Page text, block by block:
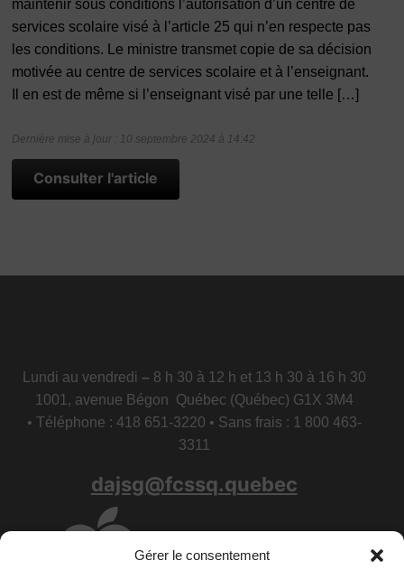
Gérer le consentement
maintenir sous conditions l’autorisation d’un centre de
services scolaire visé à l’article 25 qui n’en respecte pas
les conditions. Le ministre transmet copie de sa décision
motivée au centre de services scolaire et à l’enseignant.
Il en est de même si l’enseignant visé par une telle […]
Dernière mise à jour : 10 septembre 2024 à 14:42
Consulter l'article
Lundi au vendredi – 8 h 30 à 12 h et 13 h 30 à 16 h 30
1001, avenue Bégon Québec (Québec) G1X 3M4
• Téléphone : 418 651-3220 • Sans frais : 1 800 463-
3311
dajsg@fcssq.quebec